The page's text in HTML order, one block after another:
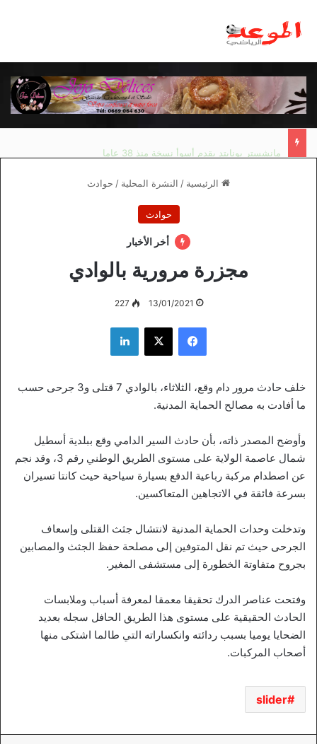
مانشستر يونايتد يقدم أسوأ نسخة منذ 38 عاما
الرئيسية / النشرة المحلية / حوادث
حوادث
أخر الأخبار
مجزرة مرورية بالوادي
13/01/2021
227
فيسبوك ‫X لينكدإن
خلف حادث مرور دام وقع، الثلاثاء، بالوادي 7 قتلى و3 جرحى حسب
ما أفادت به مصالح الحماية المدنية.
وأوضح المصدر ذاته، بأن حادث السير الدامي وقع ببلدية أسطيل
شمال عاصمة الولاية على مستوى الطريق الوطني رقم 3، وقد نجم
عن اصطدام مركبة رباعية الدفع بسيارة سياحية حيث كانتا تسيران
بسرعة فائقة في الاتجاهين المتعاكسين.
وتدخلت وحدات الحماية المدنية لانتشال جثث القتلى وإسعاف
الجرحى حيث تم نقل المتوفين إلى مصلحة حفظ الجثث والمصابين
بجروح متفاوتة الخطورة إلى مستشفى المغير.
وفتحت عناصر الدرك تحقيقا معمقا لمعرفة أسباب وملابسات
الحادث الحقيقية على مستوى هذا الطريق الحافل سجله بعديد
الضحايا يوميا بسبب ردائته وانكساراته التي طالما اشتكى منها
أصحاب المركبات.
slider